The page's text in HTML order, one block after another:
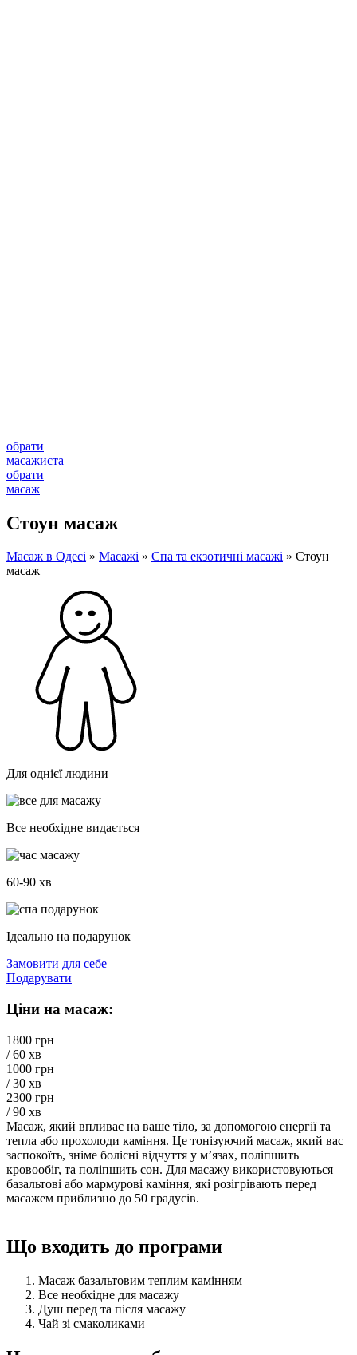
обрати
масажиста
обрати
масаж
Стоун масаж
Масаж в Одесі » Масажі » Спа та екзотичні масажі » Стоун
масаж
Для однієї людини
Все необхідне видається
60-90 хв
Ідеально на подарунок
Замовити для себе
Подарувати
Ціни на масаж:
1800 грн
/ 60 хв
1000 грн
/ 30 хв
2300 грн
/ 90 хв
Масаж, який впливає на ваше тіло, за допомогою енергії та
тепла або прохолоди каміння. Це тонізуючий масаж, який вас
заспокоїть, зніме болісні відчуття у м’язах, поліпшить
кровообіг, та поліпшить сон. Для масажу використовуються
базальтові або мармурові каміння, які розігрівають перед
масажем приблизно до 50 градусів.
Що входить до програми
Масаж базальтовим теплим камінням
Все необхідне для масажу
Душ перед та після масажу
Чай зі смаколиками